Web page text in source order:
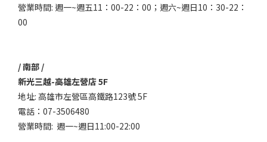
營業時間: 週一~週五11：00-22：00；週六~週日10：30-22：
00
/ 南部 /
新光三越-高雄左營店 5F
地址: 高雄市左營區高鐵路123號 5F
電話：07-3506480
營業時間: 週一~週日11:00-22:00